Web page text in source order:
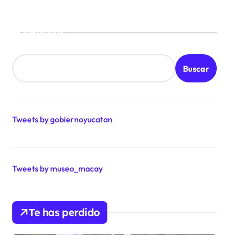
Buscar
Buscar
Tweets by gobiernoyucatan
Tweets by museo_macay
Te has perdido